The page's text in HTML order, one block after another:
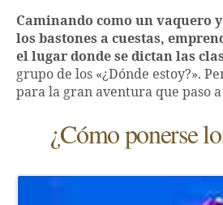
Caminando como un vaquero
los bastones a cuestas,
el lugar donde se dictan las
grupo de los «¿Dónde estoy?».
para la gran aventura que paso
¿Cómo ponerse